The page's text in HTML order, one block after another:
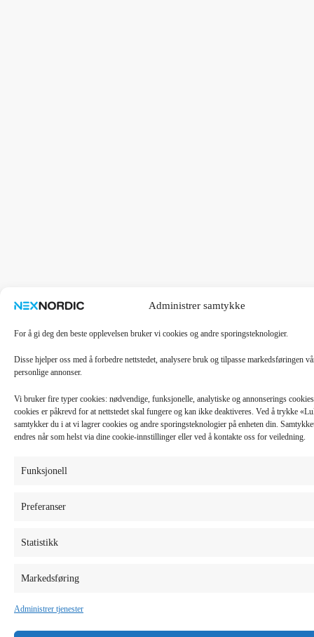
Administrer samtykke
For å gi deg den beste opplevelsen bruker vi cookies og andre sporingsteknologier.
Disse hjelper oss med å forbedre nettstedet, analysere bruk og tilpasse markedsføringen
personlige annonser.
Vi bruker fire typer cookies: nødvendige, funksjonelle, analytiske og annonserings
cookies er påkrevd for at nettstedet skal fungere og kan ikke deaktiveres. Ved å trykke
samtykker du i at vi lagrer cookies og andre sporingsteknologier på enheten din.
endres når som helst via dine cookie-innstillinger eller ved å kontakte oss for veiledning.
Funksjonell
Preferanser
Statistikk
Markedsføring
Administrer tjenester